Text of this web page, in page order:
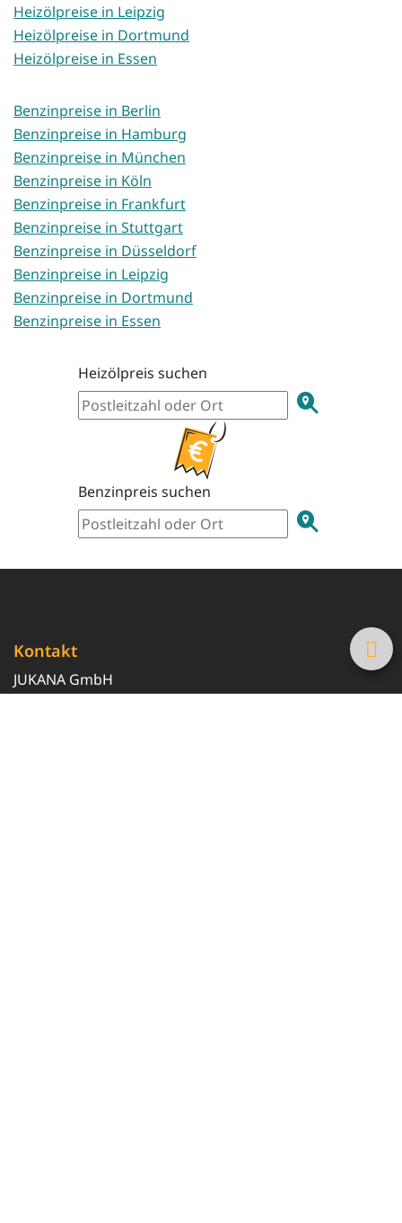
Heizölpreise in Leipzig
Heizölpreise in Dortmund
Heizölpreise in Essen
Benzinpreise in Berlin
Benzinpreise in Hamburg
Benzinpreise in München
Benzinpreise in Köln
Benzinpreise in Frankfurt
Benzinpreise in Stuttgart
Benzinpreise in Düsseldorf
Benzinpreise in Leipzig
Benzinpreise in Dortmund
Benzinpreise in Essen
Heizölpreis suchen
Benzinpreis suchen
Kontakt
JUKANA GmbH